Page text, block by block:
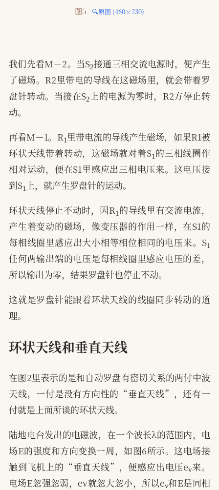
图5 🔍原图 (460×230)
我们先看M－2。当S 2
接通三相交流电源时，便产生
了磁场。R2里带电的导线在这磁场里，就会带着罗
盘针转动。当接在S2上的电源为零时，R2方停止转
动。
再看M－1。R 里带电流的导线产生磁场，如果R1被
环状天线带着转动，这磁场就对着S1的三相线圈作
相对运动，便在S1里感应出三相电压来。这电压接
到S1 上，就产生罗盘针的运动。
环状天线停止不动时，因R 的导线里有交流电流，
产生着变动的磁场，像变压器的作用一样，在S1的
每相线圈里感应出大小相等相位相同的电压来。S1
任何两输出端的电压是每相线圈里感应电压的差，
所以输出为零，结果罗盘针也停止不动。
这就是罗盘针能跟着环状天线的线圈同步转动的道
理。
环状天线和垂直天线
在图2里表示的是和自动罗盘有密切关系的两付中波
天线，一付是没有方向性的“垂直天线”，还有一
付就是上面所谈的环状天线。
陆地电台发出的电磁波，在一个波长λ的范围内，电
场E的强度和方向变换一周，如图6所示。这电场接
触到飞机上的“垂直天线”，便感应出电压ev来。
电场E忽强忽弱，ev就忽大忽小，所以e v
和E是同相